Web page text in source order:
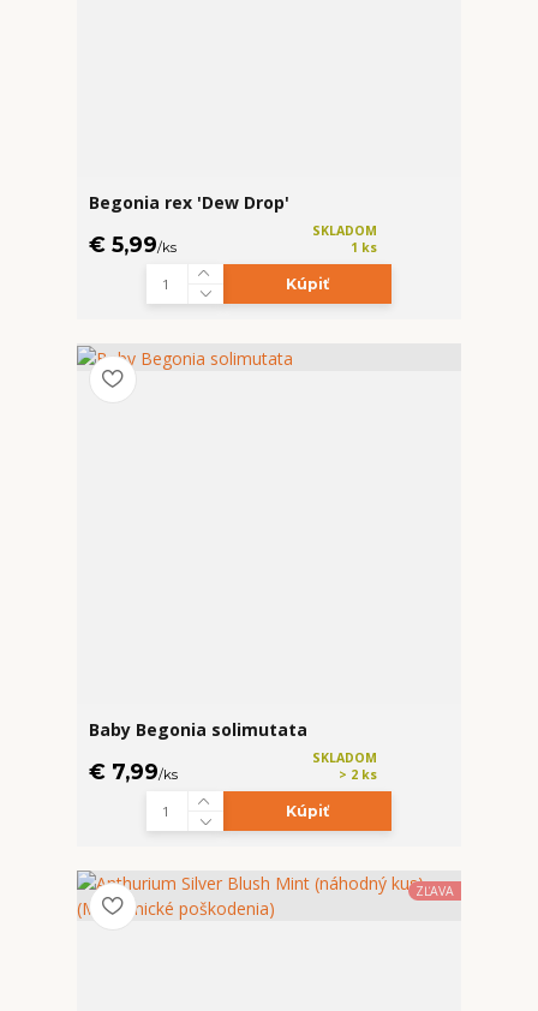
Begonia rex 'Dew Drop'
€ 5,99/ks
SKLADOM
1 ks
Kúpiť
Baby Begonia solimutata
€ 7,99/ks
SKLADOM
> 2 ks
Kúpiť
ZĽAVA